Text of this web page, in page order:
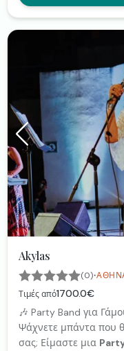
Akylas
(0)·
Τιμές από1700.0€
🎶 Party Band για
Ψάχνετε μπάντα που
σας; Είμαστε μια